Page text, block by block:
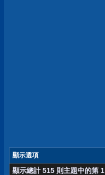
顯示選項
顯示總計 515 則主題中的第